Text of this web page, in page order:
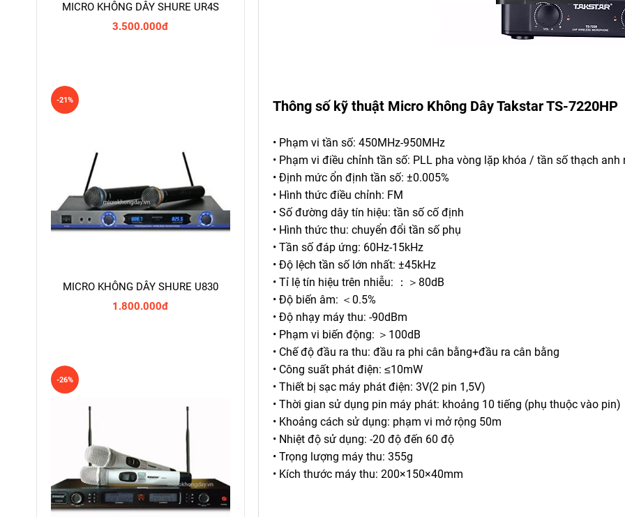
Thông số kỹ thuật Micro Không DâyTakstar TS-7220HP
• Phạm vi tần số: 450MHz-950MHz
• Phạm vi điều chỉnh tần số: PLL pha vòng lặp khóa / tần số thạch anh
• Định mức ổn định tần số: ±0.005%
• Hình thức điều chỉnh: FM
• Số đường dây tín hiệu: tần số cố định
• Hình thức thu: chuyển đổi tần số phụ
• Tần số đáp ứng: 60Hz-15kHz
• Độ lệch tần số lớn nhất: ±45kHz
• Tỉ lệ tín hiệu trên nhiễu: ：＞80dB
• Độ biến âm: ＜0.5%
• Độ nhạy máy thu: -90dBm
• Phạm vi biến động: ＞100dB
• Chế độ đầu ra thu: đầu ra phi cân bằng+đầu ra cân bằng
• Công suất phát điện: ≤10mW
• Thiết bị sạc máy phát điện: 3V(2 pin 1,5V)
• Thời gian sử dụng pin máy phát: khoảng 10 tiếng (phụ thuộc vào pin)
• Khoảng cách sử dụng: phạm vi mở rộng 50m
• Nhiệt độ sử dụng: -20 độ đến 60 độ
• Trọng lượng máy thu: 355g
• Kích thước máy thu: 200×150×40mm
MICRO KHÔNG DÂY SHURE UR4S
3.500.000đ
MICRO KHÔNG DÂY SHURE U830
1.800.000đ
-21%
-26%